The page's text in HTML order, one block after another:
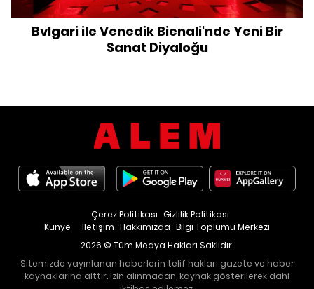
Bvlgari ile Venedik Bienali'nde Yeni Bir
Sanat Diyaloğu
Künye İletişim Hakkımızda Bilgi Toplumu Merkezi
Çerez Politikası Gizlilik Politikası
2026 © Tüm Medya Hakları Saklıdır.
Sitemizde yayınlanan haberlerin telif hakları gazete ve haber
kaynaklarına aittir. İzin alınmadan, kaynak gösterilerek dahi